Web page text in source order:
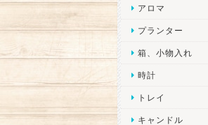
アロマ
プランター
箱、小物入れ
時計
トレイ
キャンドル